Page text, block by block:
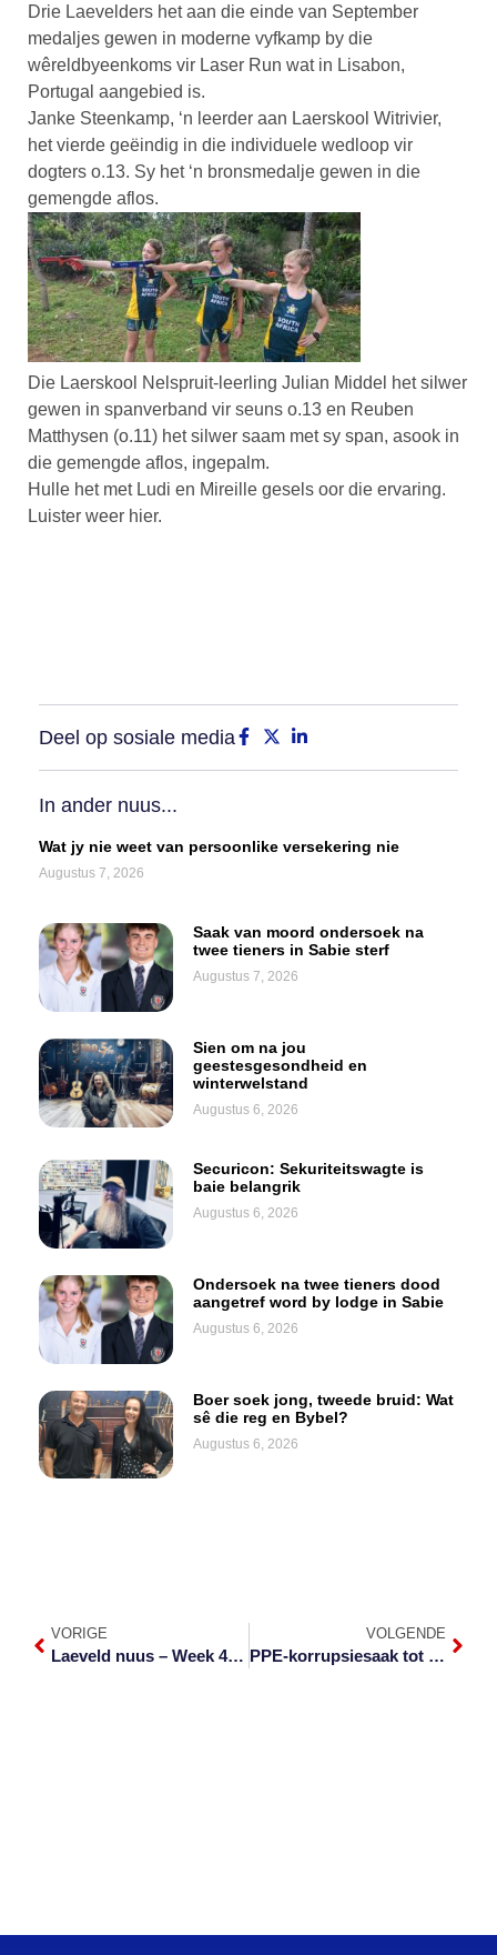
Drie Laevelders het aan die einde van September
medaljes gewen in moderne vyfkamp by die
wêreldbyeenkoms vir Laser Run wat in Lisabon,
Portugal aangebied is.
Janke Steenkamp, ‘n leerder aan Laerskool Witrivier,
het vierde geëindig in die individuele wedloop vir
dogters o.13. Sy het ‘n bronsmedalje gewen in die
gemengde aflos.
Die Laerskool Nelspruit-leerling Julian Middel het silwer
gewen in spanverband vir seuns o.13 en Reuben
Matthysen (o.11) het silwer saam met sy span, asook in
die gemengde aflos, ingepalm.
Hulle het met Ludi en Mireille gesels oor die ervaring.
Luister weer hier.
Deel op sosiale media
In ander nuus...
Wat jy nie weet van persoonlike versekering nie
Augustus 7, 2026
Saak van moord ondersoek na
twee tieners in Sabie sterf
Augustus 7, 2026
Sien om na jou
geestesgesondheid en
winterwelstand
Augustus 6, 2026
Securicon: Sekuriteitswagte is
baie belangrik
Augustus 6, 2026
Ondersoek na twee tieners dood
aangetref word by lodge in Sabie
Augustus 6, 2026
Boer soek jong, tweede bruid: Wat
sê die reg en Bybel?
Augustus 6, 2026
VORIGE
Laeveld nuus – Week 41 van 2022
VOLGENDE
PPE-korrupsiesaak tot Februarie uitgestel